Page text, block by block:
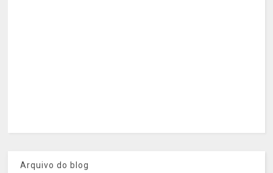
Arquivo do blog